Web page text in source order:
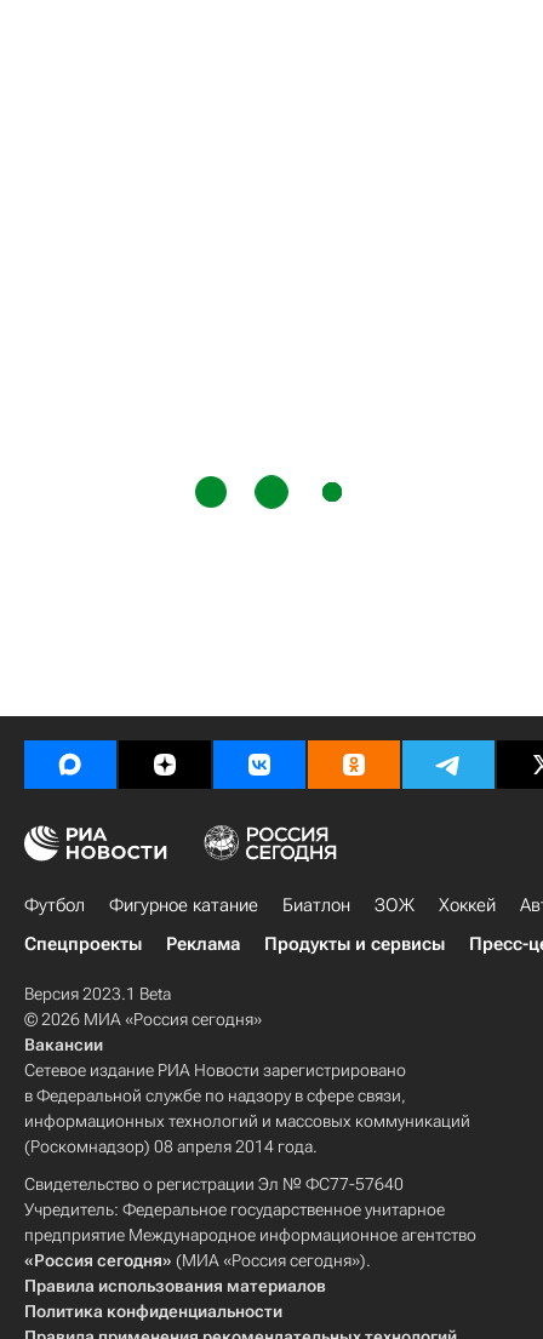
Футбол Фигурное катание Биатлон ЗОЖ Хоккей
Спецпроекты
Реклама Продукты и сервисы Пресс-
Версия 2023.1 Beta
© 2026 МИА «Россия сегодня»
Вакансии
Сетевое издание РИА Новости зарегистрировано
в Федеральной службе по надзору в сфере связи,
информационных технологий и массовых коммуникаций
(Роскомнадзор) 08 апреля 2014 года.
Свидетельство о регистрации Эл № ФС77-57640
Учредитель: Федеральное государственное унитарное
предприятие Международное информационное агентство
«Россия сегодня» (МИА «Россия сегодня»).
Правила использования материалов
Политика конфиденциальности